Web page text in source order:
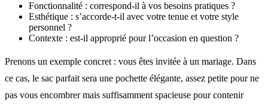
Fonctionnalité : correspond-il à vos besoins pratiques ?
Esthétique : s’accorde-t-il avec votre tenue et votre style
personnel ?
Contexte : est-il approprié pour l’occasion en question ?
Prenons un exemple concret : vous êtes invitée à un mariage. Dans
ce cas, le sac parfait sera une pochette élégante, assez petite pour ne
pas vous encombrer mais suffisamment spacieuse pour contenir